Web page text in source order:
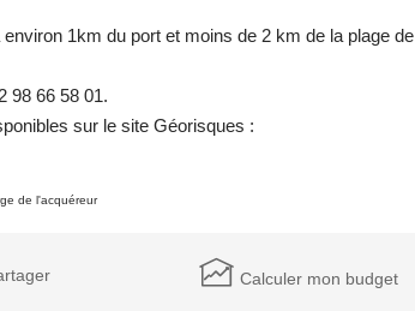
1km du port et moins de 2 km de la plage de
98 66 58 01.
sur le site Géorisques :
de l'acquéreur
Calculer mon budget